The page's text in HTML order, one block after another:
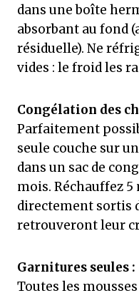
dans une boîte
absorbant au fond
résiduelle). Ne
vides : le froid les
Congélation des
Parfaitement
seule couche sur
dans un sac de
mois. Réchauffez 5
directement sortis
retrouveront leur
Garnitures seules :
Toutes les